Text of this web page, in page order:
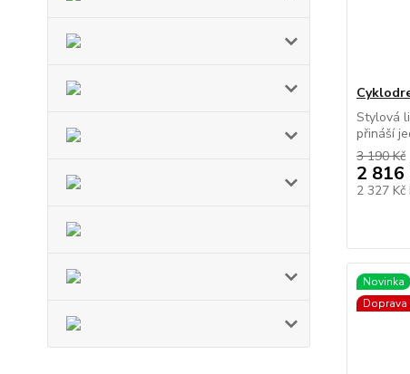
Stylová
přináší
3 190 Kč
2 816
2 327 Kč
Novinka
Doprava